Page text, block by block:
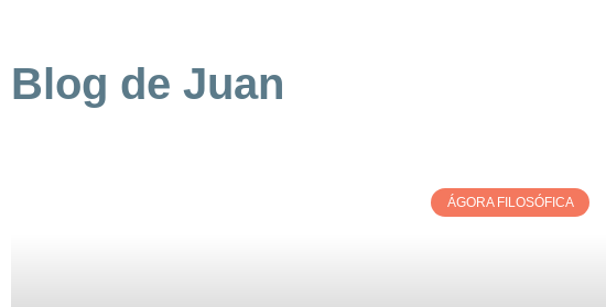
Blog de Juan
ÁGORA FILOSÓFICA